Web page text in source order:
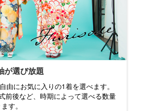
が選び放題
由にお気に入りの1着を選べます。
前後など、時期によって選べる数量
す。